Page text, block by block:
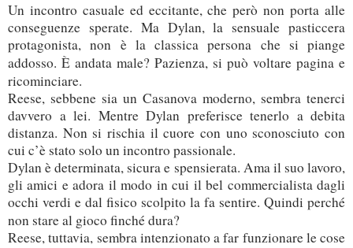
Un incontro casuale ed eccitante, che però non porta alle
conseguenze sperate. Ma Dylan, la sensuale pasticcera
protagonista, non è la classica persona che si piange
addosso. È andata male? Pazienza, si può voltare pagina e
ricominciare.
Reese, sebbene sia un Casanova moderno, sembra tenerci
davvero a lei. Mentre Dylan preferisce tenerlo a debita
distanza. Non si rischia il cuore con uno sconosciuto con
cui c’è stato solo un incontro passionale.
Dylan è determinata, sicura e spensierata. Ama il suo lavoro,
gli amici e adora il modo in cui il bel commercialista dagli
occhi verdi e dal fisico scolpito la fa sentire. Quindi perché
non stare al gioco finché dura?
Reese, tuttavia, sembra intenzionato a far funzionare le cose